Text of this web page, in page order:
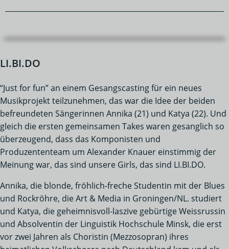
LI.BI.DO
“Just for fun” an einem Gesangscasting für ein neues
Musikprojekt teilzunehmen, das war die Idee der beiden
befreundeten Sängerinnen Annika (21) und Katya (22). Und
gleich die ersten gemeinsamen Takes waren gesanglich so
überzeugend, dass das Komponisten und
Produzententeam um Alexander Knauer einstimmig der
Meinung war, das sind unsere Girls, das sind LI.BI.DO.
Annika, die blonde, fröhlich-freche Studentin mit der Blues
und Rockröhre, die Art & Media in Groningen/NL. studiert
und Katya, die geheimnisvoll-laszive gebürtige Weissrussin
und Absolventin der Linguistik Hochschule Minsk, die erst
vor zwei Jahren als Choristin (Mezzosopran) ihres